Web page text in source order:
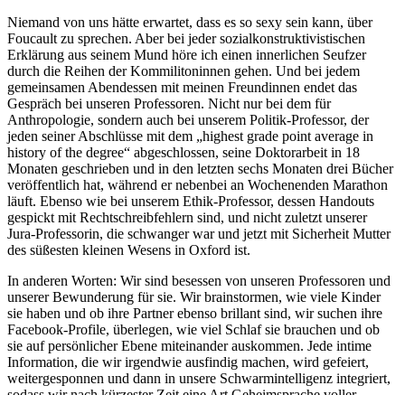
Niemand von uns hätte erwartet, dass es so sexy sein kann, über
Foucault zu sprechen. Aber bei jeder sozialkonstruktivistischen
Erklärung aus seinem Mund höre ich einen innerlichen Seufzer
durch die Reihen der Kommilitoninnen gehen. Und bei jedem
gemeinsamen Abendessen mit meinen Freundinnen endet das
Gespräch bei unseren Professoren. Nicht nur bei dem für
Anthropologie, sondern auch bei unserem Politik-Professor, der
jeden seiner Abschlüsse mit dem „highest grade point average in
history of the degree“ abgeschlossen, seine Doktorarbeit in 18
Monaten geschrieben und in den letzten sechs Monaten drei Bücher
veröffentlich hat, während er nebenbei an Wochenenden Marathon
läuft. Ebenso wie bei unserem Ethik-Professor, dessen Handouts
gespickt mit Rechtschreibfehlern sind, und nicht zuletzt unserer
Jura-Professorin, die schwanger war und jetzt mit Sicherheit Mutter
des süßesten kleinen Wesens in Oxford ist.
In anderen Worten: Wir sind besessen von unseren Professoren und
unserer Bewunderung für sie. Wir brainstormen, wie viele Kinder
sie haben und ob ihre Partner ebenso brillant sind, wir suchen ihre
Facebook-Profile, überlegen, wie viel Schlaf sie brauchen und ob
sie auf persönlicher Ebene miteinander auskommen. Jede intime
Information, die wir irgendwie ausfindig machen, wird gefeiert,
weitergesponnen und dann in unsere Schwarmintelligenz integriert,